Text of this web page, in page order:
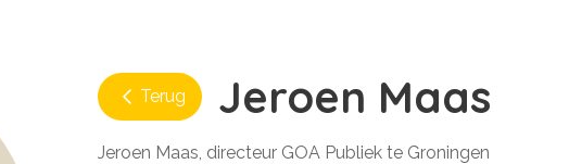
Terug Jeroen Maas
Jeroen Maas, directeur GOA Publiek te Groningen